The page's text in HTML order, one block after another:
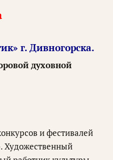
г. Дивногорска.
духовной
и фестивалей
Художественный